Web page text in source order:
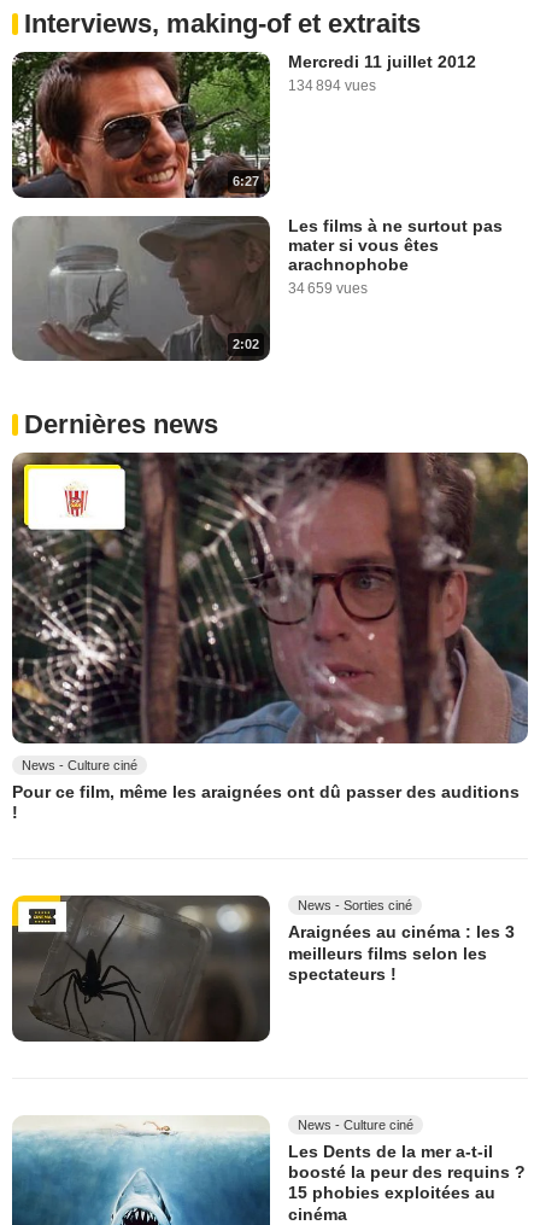
Interviews, making-of et extraits
6:27
Mercredi 11 juillet 2012
134 894 vues
2:02
Les films à ne surtout pas
mater si vous êtes
arachnophobe
34 659 vues
Dernières news
News - Culture ciné
Pour ce film, même les araignées ont dû passer des auditions
!
News - Sorties ciné
Araignées au cinéma : les 3
meilleurs films selon les
spectateurs !
News - Culture ciné
Les Dents de la mer a-t-il
boosté la peur des requins ?
15 phobies exploitées au
cinéma